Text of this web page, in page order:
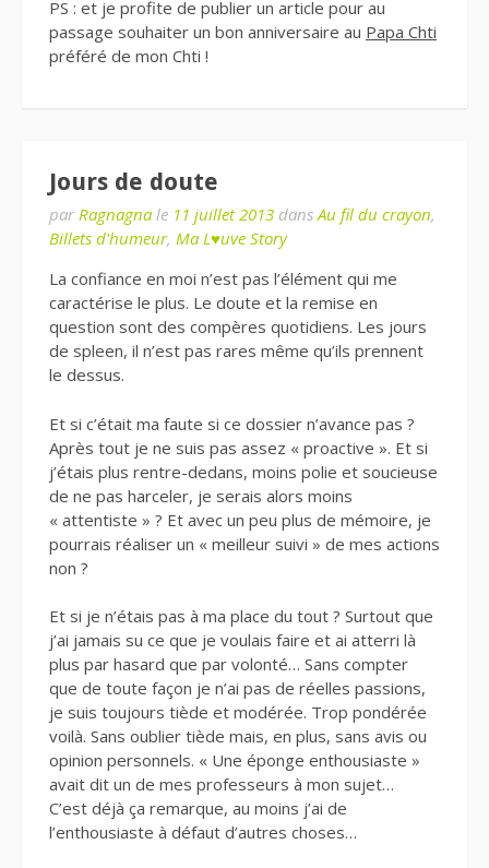
PS : et je profite de publier un article pour au
passage souhaiter un bon anniversaire au Papa Chti
préféré de mon Chti !
Jours de doute
par Ragnagna le 11 juillet 2013 dansAu fil du crayon,
Billets d'humeur, Ma L♥uve Story
La confiance en moi n’est pas l’élément qui me
caractérise le plus. Le doute et la remise en
question sont des compères quotidiens. Les jours
de spleen, il n’est pas rares même qu’ils prennent
le dessus.
Et si c’était ma faute si ce dossier n’avance pas ?
Après tout je ne suis pas assez « proactive ». Et si
j’étais plus rentre-dedans, moins polie et soucieuse
de ne pas harceler, je serais alors moins
« attentiste » ? Et avec un peu plus de mémoire, je
pourrais réaliser un « meilleur suivi » de mes actions
non ?
Et si je n’étais pas à ma place du tout ? Surtout que
j’ai jamais su ce que je voulais faire et ai atterri là
plus par hasard que par volonté… Sans compter
que de toute façon je n’ai pas de réelles passions,
je suis toujours tiède et modérée. Trop pondérée
voilà. Sans oublier tiède mais, en plus, sans avis ou
opinion personnels. « Une éponge enthousiaste »
avait dit un de mes professeurs à mon sujet…
C’est déjà ça remarque, au moins j’ai de
l’enthousiaste à défaut d’autres choses…